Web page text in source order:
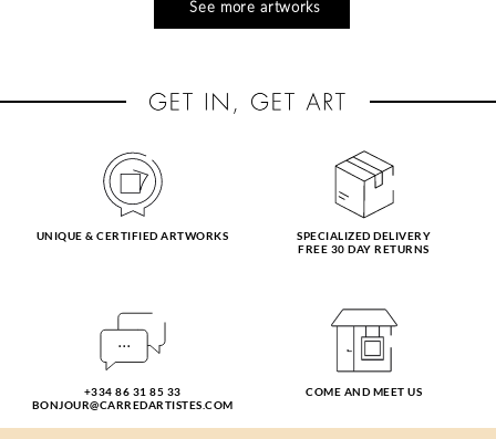
See more artworks
UNIQUE & CERTIFIED ARTWORKS
SPECIALIZED DELIVERY
FREE 30 DAY RETURNS
+334 86 31 85 33
BONJOUR@CARREDARTISTES.COM
COME AND MEET US